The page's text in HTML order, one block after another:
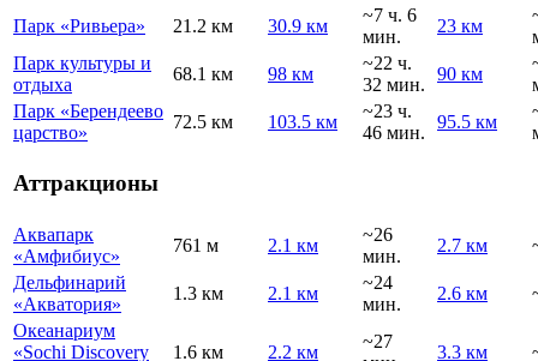
Парк «Ривьера» 21.2 км 30.9 км
~7 ч. 6
мин.
23 км
Парк культуры и
отдыха
68.1 км 98 км
~22 ч.
32 мин.
90 км
Парк «Берендеево
царство»
72.5 км 103.5 км
~23 ч.
46 мин.
95.5 км
Аттракционы
Аквапарк
«Амфибиус»
761 м 2.1 км
~26
мин.
2.7 км
Дельфинарий
«Акватория»
1.3 км 2.1 км
~24
мин.
2.6 км
Океанариум
«Sochi Discovery
1.6 км 2.2 км
~27
3.3 км